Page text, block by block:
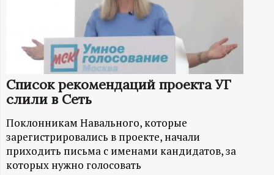
Д
А
Н
Список рекомендаций проекта УГ
слили в Сеть
Поклонникам Навального, которые
зарегистрировались в проекте, начали
приходить письма с именами кандидатов, за
которых нужно голосовать